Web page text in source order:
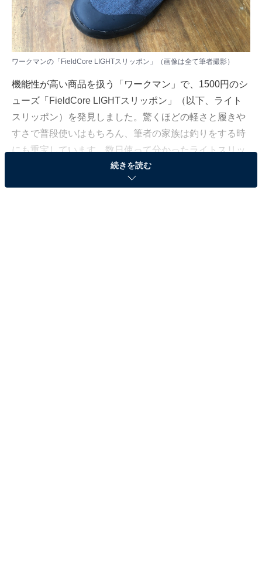
ワークマンの「FieldCore LIGHTスリッポン」（画像は全て筆者撮影）
機能性が高い商品を扱う「ワークマン」で、1500円のシ
ューズ「FieldCore LIGHTスリッポン」（以下、ライト
スリッポン）を発見しました。驚くほどの軽さと履きや
すさで普段使いはもちろん、筆者の家族は釣りをする時
にも重宝しています。数日使って分かったライトスリッ
ポンの特徴を紹介していきます。
続きを読む